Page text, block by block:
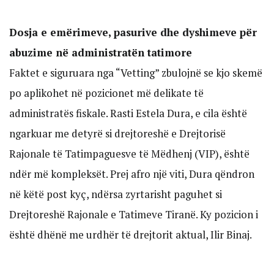
Dosja e emërimeve, pasurive dhe dyshimeve për
abuzime në administratën tatimore
Faktet e siguruara nga “Vetting” zbulojnë se kjo skemë
po aplikohet në pozicionet më delikate të
administratës fiskale. Rasti Estela Dura, e cila është
ngarkuar me detyrë si drejtoreshë e Drejtorisë
Rajonale të Tatimpaguesve të Mëdhenj (VIP), është
ndër më kompleksët. Prej afro një viti, Dura qëndron
në këtë post kyç, ndërsa zyrtarisht paguhet si
Drejtoreshë Rajonale e Tatimeve Tiranë. Ky pozicion i
është dhënë me urdhër të drejtorit aktual, Ilir Binaj.